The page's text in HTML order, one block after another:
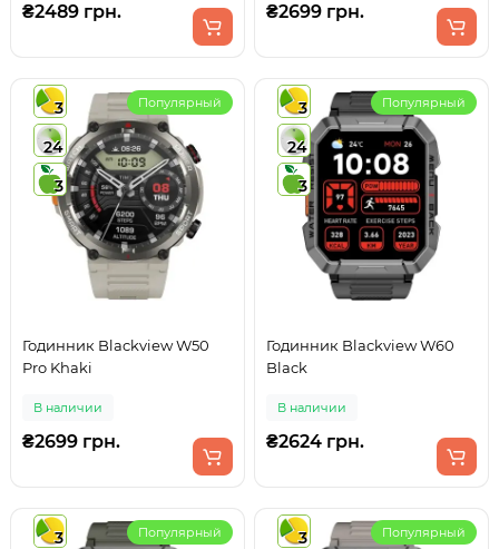
₴2489 грн. ₴2699 грн.
3
24
3
Популярный
Годинник Blackview W50
Pro Khaki
В наличии
₴2699 грн.
3
24
3
Популярный
Годинник Blackview W60
Black
В наличии
₴2624 грн.
3
Популярный
3
Популярный